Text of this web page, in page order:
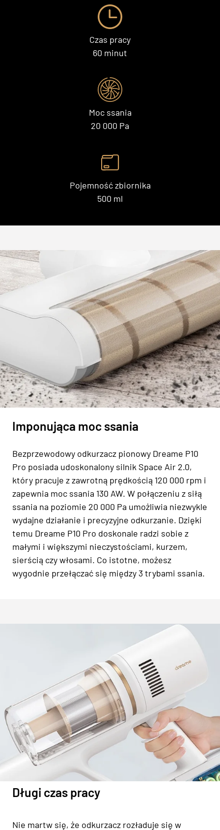
Czas pracy
60 minut
Moc ssania
20 000 Pa
Pojemność zbiornika
500 ml
Imponująca moc ssania
Bezprzewodowy odkurzacz pionowy Dreame P10
Pro posiada udoskonalony silnik Space Air 2.0,
który pracuje z zawrotną prędkością 120 000 rpm i
zapewnia moc ssania 130 AW. W połączeniu z siłą
ssania na poziomie 20 000 Pa umożliwia niezwykle
wydajne działanie i precyzyjne odkurzanie. Dzięki
temu Dreame P10 Pro doskonale radzi sobie z
małymi i większymi nieczystościami, kurzem,
sierścią czy włosami. Co istotne, możesz
wygodnie przełączać się między 3 trybami ssania.
Długi czas pracy
Nie martw się, że odkurzacz rozładuje się w